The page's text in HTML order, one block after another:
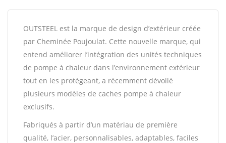
OUTSTEEL est la marque de design d’extérieur créée
par Cheminée Poujoulat. Cette nouvelle marque, qui
entend améliorer l’intégration des unités techniques
de pompe à chaleur dans l’environnement extérieur
tout en les protégeant, a récemment dévoilé
plusieurs modèles de caches pompe à chaleur
exclusifs.
Fabriqués à partir d’un matériau de première
qualité, l’acier, personnalisables, adaptables, faciles